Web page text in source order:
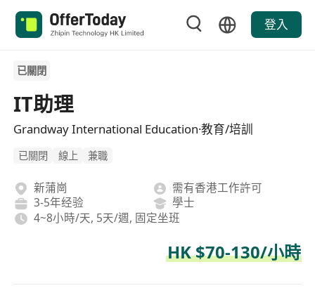
登入
已關閉
IT助理
Grandway International Education·教育/培訓
已關閉 線上 兼職
新蒲崗
需有香港工作許可
3-5年经验
學士
4~8小時/天, 5天/週, 固定坐班
HK $70-130/小時